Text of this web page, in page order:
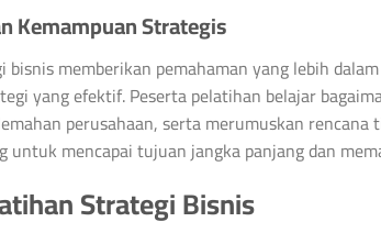
Kemampuan Strategis
memberikan pemahaman yang lebih
yang efektif. Peserta pelatihan belajar
perusahaan, serta merumuskan
untuk mencapai tujuan jangka panjang dan
Strategi Bisnis